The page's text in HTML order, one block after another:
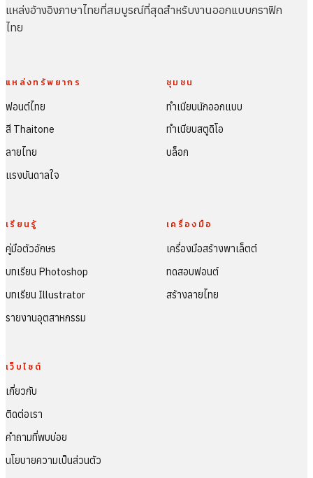
แหล่งอ้างอิงภาษาไทยที่สมบูรณ์ที่สุดสำหรับงานออกแบบกราฟิก
ไทย
แหล่งทรัพยากร
ฟอนต์ไทย
สี Thaitone
ลายไทย
แรงบันดาลใจ
ชุมชน
ทำเนียบนักออกแบบ
ทำเนียบสตูดิโอ
บล็อก
เรียนรู้
คู่มือตัวอักษร
บทเรียน Photoshop
บทเรียน Illustrator
รายงานอุตสาหกรรม
เครื่องมือ
เครื่องมือสร้างพาเล็ตต์
ทดสอบฟอนต์
สร้างลายไทย
เว็บไซต์
เกี่ยวกับ
ติดต่อเรา
คำถามที่พบบ่อย
นโยบายความเป็นส่วนตัว